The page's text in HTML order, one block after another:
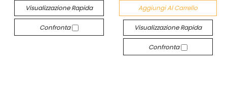
Visualizzazione Rapida
Confronta
Aggiungi Al Carrello
Visualizzazione Rapida
Confronta